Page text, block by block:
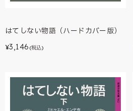
はてしない物語（ハードカバー版）
¥3,146 (税込)